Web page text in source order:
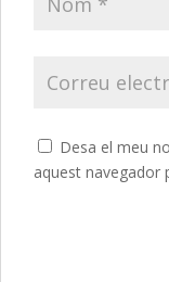
Desa el meu
aquest navegador